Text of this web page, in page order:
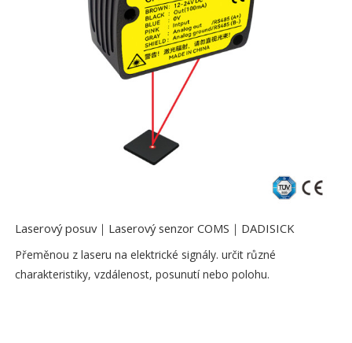
Laserový posuv｜Laserový senzor COMS｜DADISICK
Přeměnou z laseru na elektrické signály. určit různé
charakteristiky, vzdálenost, posunutí nebo polohu.